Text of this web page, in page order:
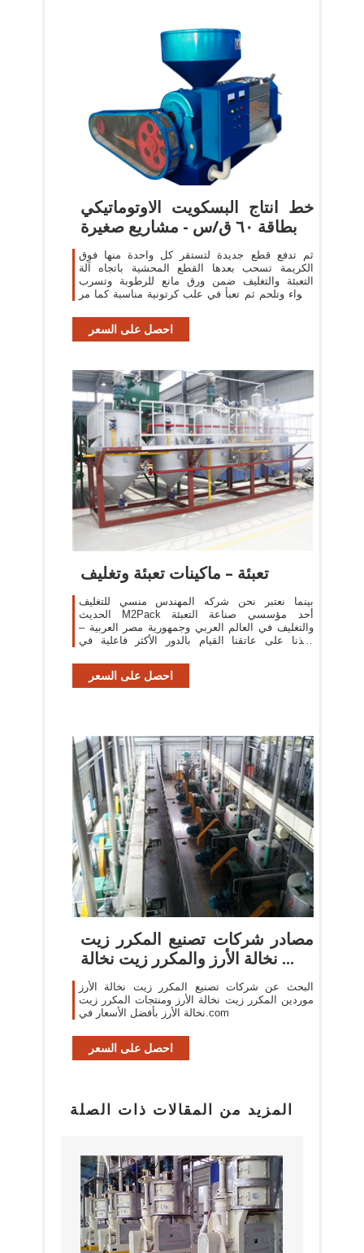
خط انتاج البسكويت الاوتوماتيكي
بطاقة ٦٠ ق/س - مشاريع صغيرة
ثم تدفع قطع جديدة لتستقر كل واحدة منها فوق
الكريمة تسحب بعدها القطع المحشية باتجاه آلة
التعبئة والتغليف ضمن ورق مانع للرطوبة وتسرب
الهواء وتلحم ثم تعبأ في علب كرتونية مناسبة كما مر
احصل على السعر
تعبئة – ماكينات تعبئة وتغليف
بينما نعتبر نحن شركه المهندس منسي للتغليف
الحديث M2Pack أحد مؤسسي صناعة التعبئة
والتغليف في العالم العربي وجمهورية مصر العربية –
أخذنا على عاتقنا القيام بالدور الأكثر فاعلية في
احصل على السعر
مصادر شركات تصنيع المكرر زيت
نخالة الأرز والمكرر زيت نخالة ...
البحث عن شركات تصنيع المكرر زيت نخالة الأرز
موردين المكرر زيت نخالة الأرز ومنتجات المكرر زيت
نخالة الأرز بأفضل الأسعار في.com
احصل على السعر
المزيد من المقالات ذات الصلة